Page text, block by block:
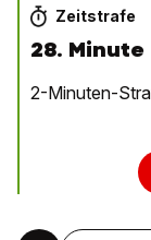
Zeitstrafe
28. Minute
2-Minuten-